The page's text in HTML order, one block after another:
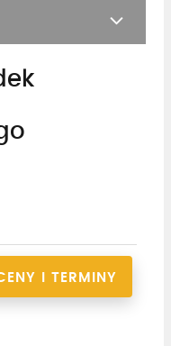
I TERMINY